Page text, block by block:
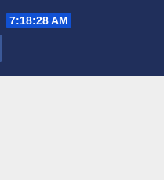
7:18:30 AM